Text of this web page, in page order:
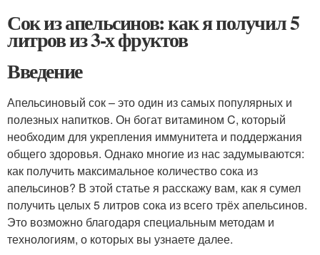
Сок из апельсинов: как я получил 5
литров из 3-х фруктов
Введение
Апельсиновый сок – это один из самых популярных и
полезных напитков. Он богат витамином C, который
необходим для укрепления иммунитета и поддержания
общего здоровья. Однако многие из нас задумываются:
как получить максимальное количество сока из
апельсинов? В этой статье я расскажу вам, как я сумел
получить целых 5 литров сока из всего трёх апельсинов.
Это возможно благодаря специальным методам и
технологиям, о которых вы узнаете далее.